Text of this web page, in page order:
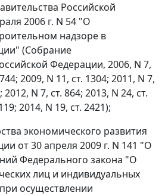
Российской
2006 г. N 54 "О
надзоре в
(Собрание
Федерации, 2006, N 7,
2009, N 11, ст. 1304; 2011, N 7,
2012, N 7, ст. 864; 2013, N 24, ст.
2014, N 19, ст. 2421);
экономического развития
от 30 апреля 2009 г. N 141 "О
Федерального закона "О
лиц и индивидуальных
осуществлении